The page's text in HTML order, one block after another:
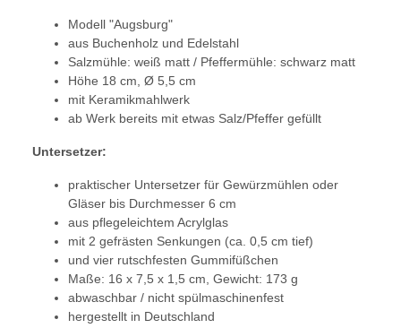
Modell "Augsburg"
aus Buchenholz und Edelstahl
Salzmühle: weiß matt / Pfeffermühle: schwarz matt
Höhe 18 cm, Ø 5,5 cm
mit Keramikmahlwerk
ab Werk bereits mit etwas Salz/Pfeffer gefüllt
Untersetzer:
praktischer Untersetzer für Gewürzmühlen oder
Gläser bis Durchmesser 6 cm
aus pflegeleichtem Acrylglas
mit 2 gefrästen Senkungen (ca. 0,5 cm tief)
und vier rutschfesten Gummifüßchen
Maße: 16 x 7,5 x 1,5 cm, Gewicht: 173 g
abwaschbar / nicht spülmaschinenfest
hergestellt in Deutschland